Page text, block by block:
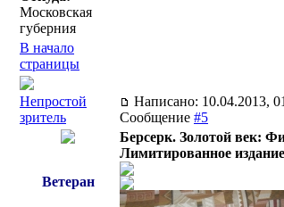
Московская
губерния
В начало
страницы
Непростой
зритель
Написано: 10.04.2013,
Сообщение #5
Ветеран
Берсерк. Золотой век:
Лимитированное